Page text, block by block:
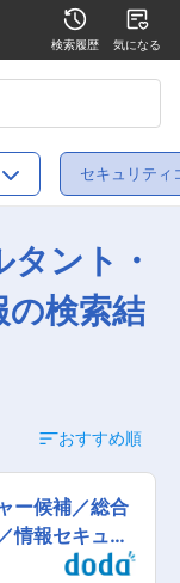
検索履歴 気になる
セキュリティ
ント・
検索結
おすすめ順
ー候補／総合
情報セキュリ